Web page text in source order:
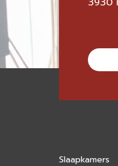
Slaapkamers